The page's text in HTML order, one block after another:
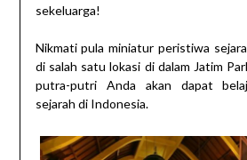
sekeluarga!
Nikmati pula miniatur peristiwa
di salah satu lokasi di dalam Jatim
putra-putri Anda akan dapat
sejarah di Indonesia.